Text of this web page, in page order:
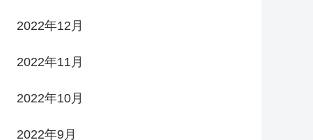
2022年12月
2022年11月
2022年10月
2022年9月